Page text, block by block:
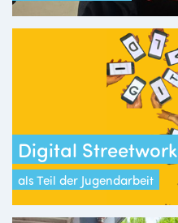
Digital Streetwork
als Teil der Jugendarbeit